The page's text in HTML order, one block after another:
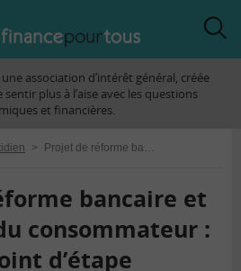
association d’intérêt général, créée
plus à l’aise avec les questions
et financières.
> Projet de réforme bancaire et protection du consommateur : un point d’étape
bancaire et
consommateur :
d’étape